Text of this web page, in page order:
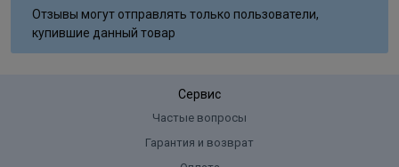
Отзывы могут отправлять только пользователи,
купившие данный товар
Сервис
Частые вопросы
Гарантия и возврат